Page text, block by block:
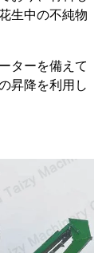
生中の不純物
ターを備えて
昇降を利用し